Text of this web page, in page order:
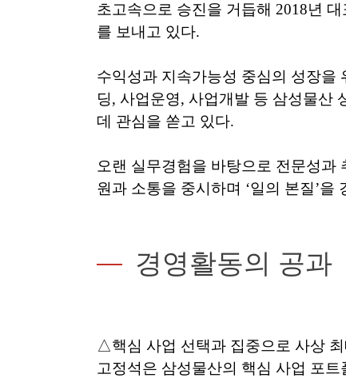
초고속으로 승진을 거듭해 2018년
를 보내고 있다.
수익성과 지속가능성 중심의 성장을
딩, 사업운영, 사업개발 등 삼성물산
데 관심을 쏟고 있다.
오랜 실무경험을 바탕으로 전문성과
원과 소통을 중시하며 ‘일의 본질’을
경영활동의 공과
△핵심 사업 선택과 집중으로 사상 최
고정석은 삼성물산의 핵심 사업 포